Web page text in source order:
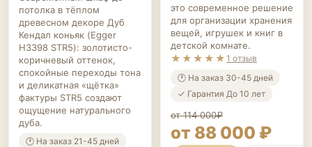
потолка в тёплом
древесном декоре Дуб
Кендал коньяк (Egger
H3398 STR5): золотисто-
коричневый оттенок,
спокойные переходы тона
и деликатная «щётка»
фактуры STR5 создают
ощущение натурального
дуба.
🕐 На заказ 21-45 дней
это современное решение
для организации хранения
вещей, игрушек и книг в
детской комнате.
★★★★★ 1 отзыв
🕐 На заказ 30-45 дней
✓ Гарантия До 10 лет
от 114 000₽
от 88 000 ₽